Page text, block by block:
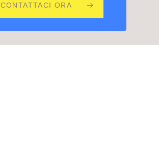
CONTATTACI ORA